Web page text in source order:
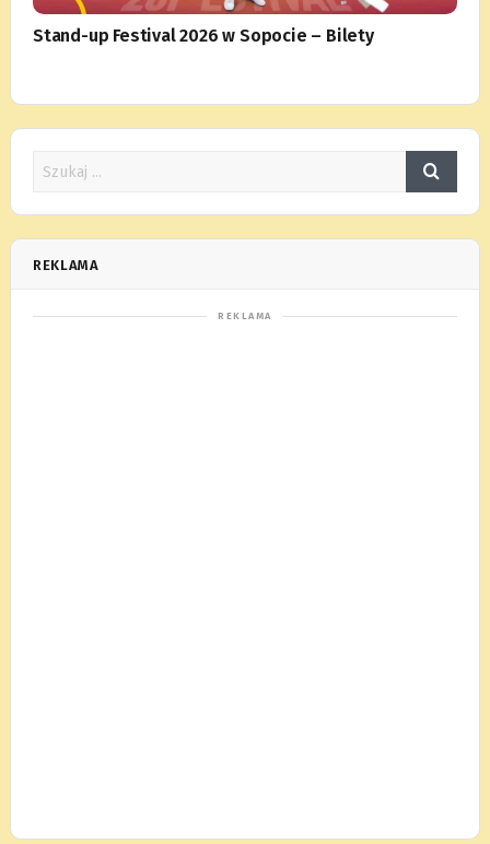
Stand-up Festival 2026 w Sopocie – Bilety
REKLAMA